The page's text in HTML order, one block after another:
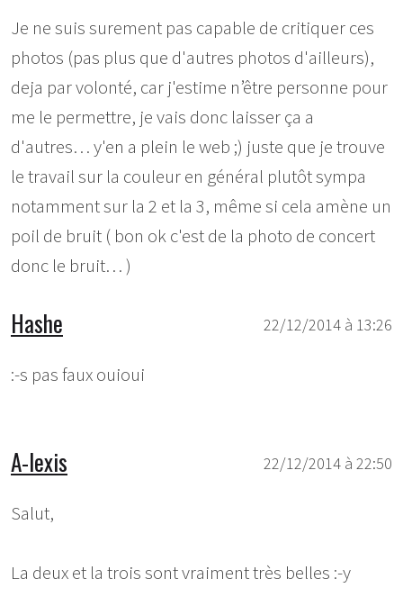
Je ne suis surement pas capable de critiquer ces
photos (pas plus que d'autres photos d'ailleurs),
deja par volonté, car j'estime n’être personne pour
me le permettre, je vais donc laisser ça a
d'autres… y'en a plein le web ;) juste que je trouve
le travail sur la couleur en général plutôt sympa
notamment sur la 2 et la 3, même si cela amène un
poil de bruit ( bon ok c'est de la photo de concert
donc le bruit… )
22/12/2014 à 13:26
Hashe
:-s pas faux ouioui
22/12/2014 à 22:50
A-lexis
Salut,
La deux et la trois sont vraiment très belles :-y